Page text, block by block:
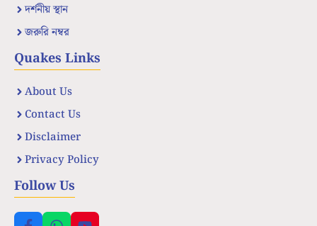
দর্শনীয় স্থান
জরুরি নম্বর
Quakes Links
About Us
Contact Us
Disclaimer
Privacy Policy
Follow Us